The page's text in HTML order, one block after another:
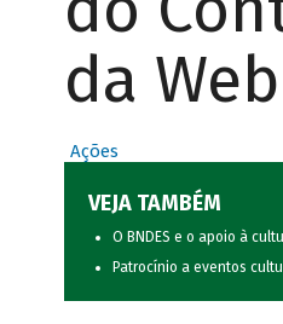
da Web
Ações
VEJA TAMBÉM
O BNDES e o apoio à
Patrocínio a eventos